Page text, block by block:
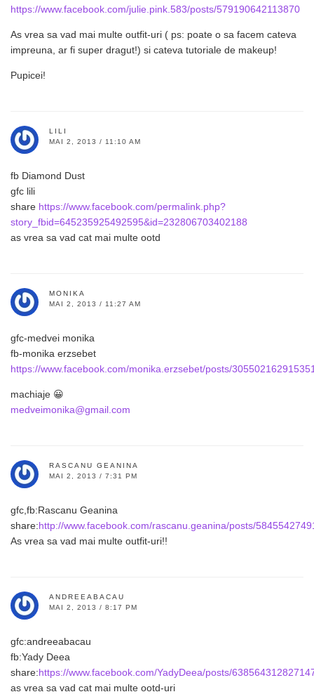
https://www.facebook.com/julie.pink.583/posts/579190642113870
As vrea sa vad mai multe outfit-uri ( ps: poate o sa facem cateva
impreuna, ar fi super dragut!) si cateva tutoriale de makeup!
Pupicei!
LILI
MAI 2, 2013 / 11:10 AM
fb Diamond Dust
gfc lili
share https://www.facebook.com/permalink.php?
story_fbid=645235925492595&id=232806703402188
as vrea sa vad cat mai multe ootd
MONIKA
MAI 2, 2013 / 11:27 AM
gfc-medvei monika
fb-monika erzsebet
https://www.facebook.com/monika.erzsebet/posts/
machiaje 😀
medveimonika@gmail.com
RASCANU GEANINA
MAI 2, 2013 / 7:31 PM
gfc,fb:Rascanu Geanina
share:http://www.facebook.com/rascanu.geanina/posts/
As vrea sa vad mai multe outfit-uri!!
ANDREEABACAU
MAI 2, 2013 / 8:17 PM
gfc:andreeabacau
fb:Yady Deea
share:https://www.facebook.com/YadyDeea/posts/
as vrea sa vad cat mai multe ootd-uri